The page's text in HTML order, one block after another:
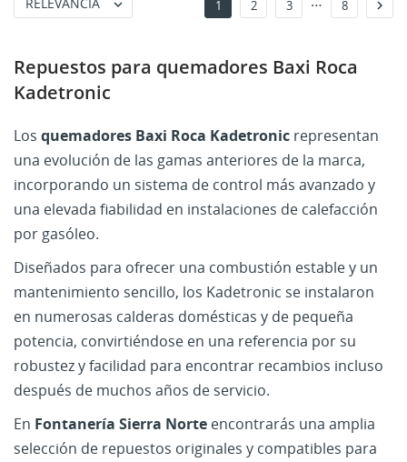
 1 2 3 8 
Repuestos para quemadores Baxi Roca
Kadetronic
Los quemadores Baxi Roca Kadetronic representan
una evolución de las gamas anteriores de la marca,
incorporando un sistema de control más avanzado y
una elevada fiabilidad en instalaciones de calefacción
por gasóleo.
Diseñados para ofrecer una combustión estable y un
mantenimiento sencillo, los Kadetronic se instalaron
en numerosas calderas domésticas y de pequeña
potencia, convirtiéndose en una referencia por su
robustez y facilidad para encontrar recambios incluso
después de muchos años de servicio.
En Fontanería Sierra Norte encontrarás una amplia
selección de repuestos originales y compatibles para